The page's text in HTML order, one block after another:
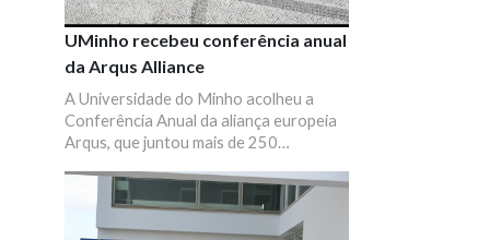
UMinho recebeu conferência anual
da Arqus Alliance
A Universidade do Minho acolheu a
Conferência Anual da aliança europeia
Arqus, que juntou mais de 250
estudantes e técnicos das nove
universidades parceiras, entre outros
convidados. Esta quarta edição teve o